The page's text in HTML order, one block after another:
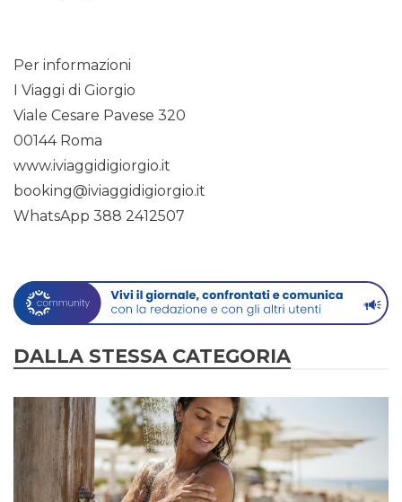
Per informazioni
I Viaggi di Giorgio
Viale Cesare Pavese 320
00144 Roma
www.iviaggidigiorgio.it
booking@iviaggidigiorgio.it
WhatsApp 388 2412507
DALLA STESSA CATEGORIA